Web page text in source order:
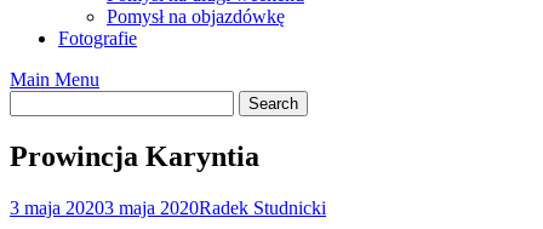
Pomysł na objazdówkę
Fotografie
Main Menu
Prowincja Karyntia
3 maja 20203 maja 2020Radek Studnicki